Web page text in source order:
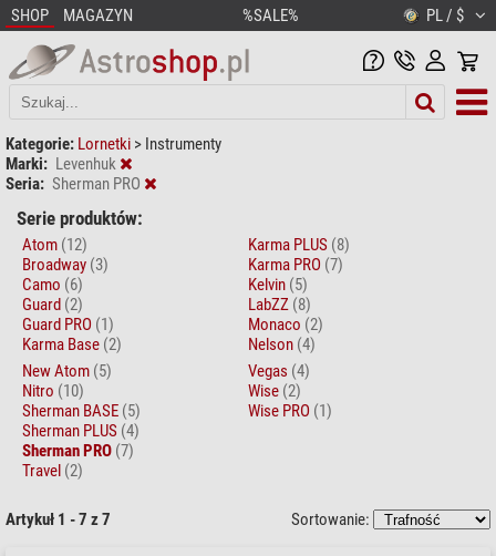
SHOP MAGAZYN %SALE% PL / $
Kategorie: Lornetki > Instrumenty
Marki: Levenhuk
Seria: Sherman PRO
Serie produktów:
Atom (12)
Broadway (3)
Camo (6)
Guard (2)
Guard PRO (1)
Karma Base (2)
Karma PLUS (8)
Karma PRO (7)
Kelvin (5)
LabZZ (8)
Monaco (2)
Nelson (4)
New Atom (5)
Nitro (10)
Sherman BASE (5)
Sherman PLUS (4)
Sherman PRO (7)
Travel (2)
Vegas (4)
Wise (2)
Wise PRO (1)
Artykuł 1 - 7 z 7 Sortowanie: